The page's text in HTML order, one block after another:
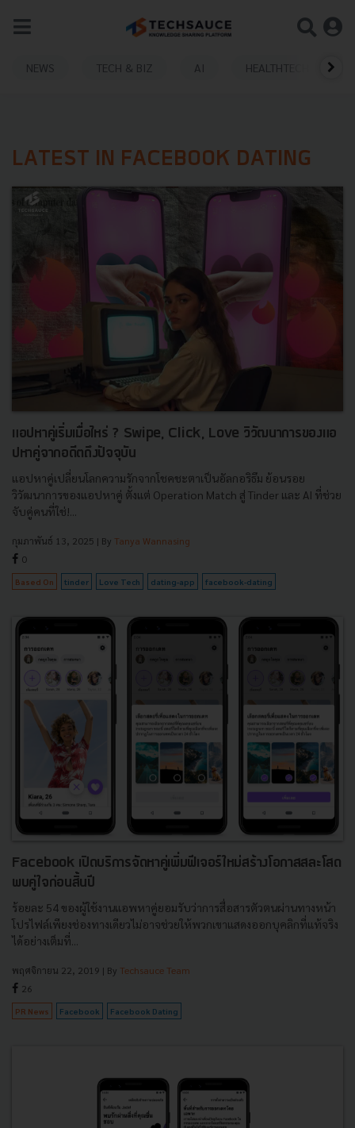
NEWS TECH & BIZ AI HEALTHTECH
LATEST IN FACEBOOK DATING
แอปหาคู่เริ่มเมื่อไหร่ ? Swipe, Click, Love วิวัฒนาการของแอ
ปหาคู่จากอดีตถึงปัจจุบัน
แอปหาคู่เปลี่ยนโลกความรักจากโชคชะตาเป็นอัลกอริธึม ย้อนรอย
วิวัฒนาการของแอปหาคู่ ตั้งแต่ Operation Match สู่ Tinder และ AI ที่ช่วย
จับคู่คนที่ใช่!...
กุมภาพันธ์ 13, 2025 | By Tanya Wannasing
0
Based On tinder Love Tech dating-app facebook-dating
Facebook เปิดบริการจัดหาคู่เพิ่มฟีเจอร์ใหม่สร้างโอกาสสละโสด
พบคู่ใจก่อนสิ้นปี
ร้อยละ 54 ของผู้ใช้งานแอพหาคู่ยอมรับว่าการสื่อสารตัวตนผ่านทางหน้า
โปรไฟล์เพียงช่องทางเดียวไม่อาจช่วยให้พวกเขาแสดงออกบุคลิกที่แท้จริง
ได้อย่างเต็มที่...
พฤศจิกายน 22, 2019 | By Techsauce Team
26
PR News Facebook Facebook Dating